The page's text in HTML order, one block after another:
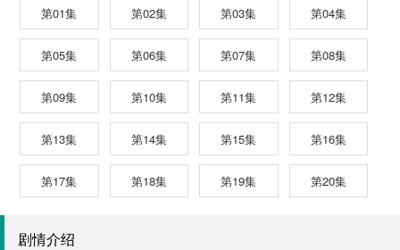
第01集 第02集 第03集 第04集
第05集 第06集 第07集 第08集
第09集 第10集 第11集 第12集
第13集 第14集 第15集 第16集
第17集 第18集 第19集 第20集
剧情介绍